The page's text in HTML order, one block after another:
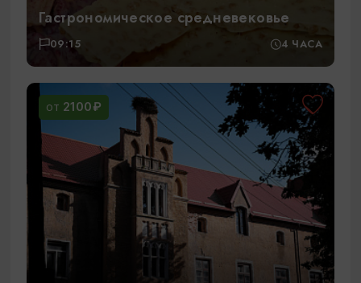
Гастрономическое средневековье
09:15 4 ЧАСА
ОТ 2100₽